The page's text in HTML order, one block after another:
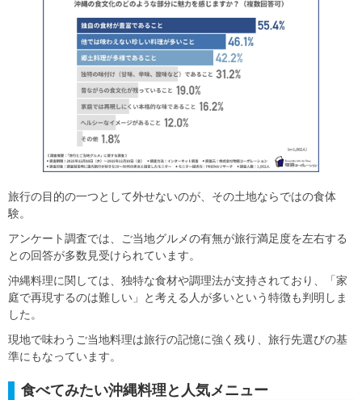
旅行の目的の一つとして外せないのが、その土地ならではの食体
験。
アンケート調査では、ご当地グルメの有無が旅行満足度を左右する
との回答が多数見受けられています。
沖縄料理に関しては、独特な食材や調理法が支持されており、「家
庭で再現するのは難しい」と考える人が多いという特徴も判明しま
した。
現地で味わうご当地料理は旅行の記憶に強く残り、旅行先選びの基
準にもなっています。
食べてみたい沖縄料理と人気メニュー